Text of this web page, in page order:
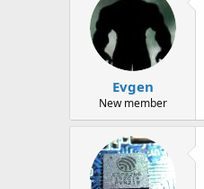
Evgen
New member